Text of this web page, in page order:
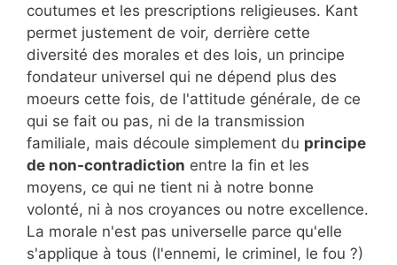
coutumes et les prescriptions religieuses. Kant
permet justement de voir, derrière cette
diversité des morales et des lois, un principe
fondateur universel qui ne dépend plus des
moeurs cette fois, de l'attitude générale, de ce
qui se fait ou pas, ni de la transmission
familiale, mais découle simplement du principe
de non-contradiction entre la fin et les
moyens, ce qui ne tient ni à notre bonne
volonté, ni à nos croyances ou notre excellence.
La morale n'est pas universelle parce qu'elle
s'applique à tous (l'ennemi, le criminel, le fou ?)